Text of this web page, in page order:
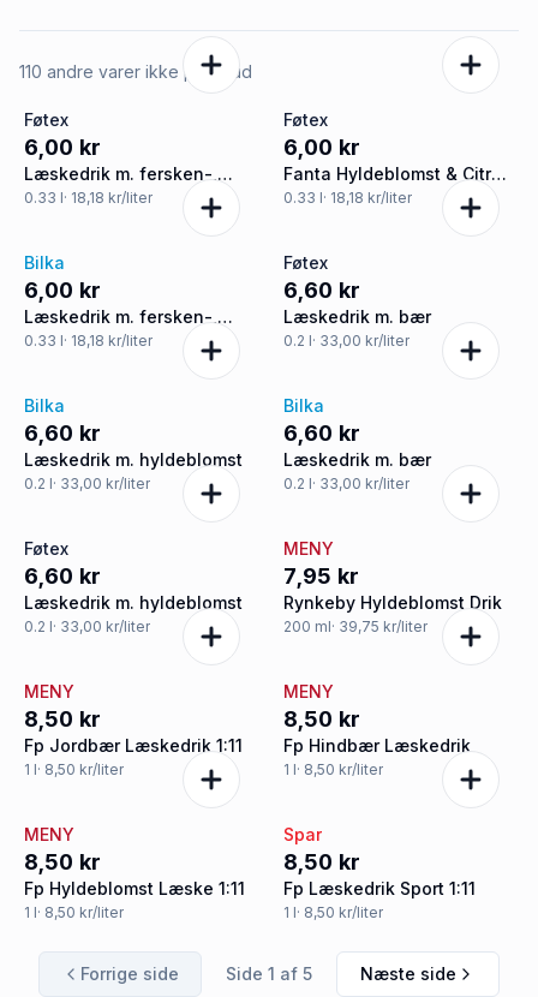
110 andre varer ikke på tilbud
Føtex
6,00 kr
Læskedrik m. fersken-,
nektarin- og litchismag
0.33 l· 18,18 kr/liter
Føtex
6,00 kr
Fanta Hyldeblomst & Citron
Zero
0.33 l· 18,18 kr/liter
Bilka
6,00 kr
Læskedrik m. fersken-,
nektarin- og litchismag
0.33 l· 18,18 kr/liter
Føtex
6,60 kr
Læskedrik m. bær
0.2 l· 33,00 kr/liter
Bilka
6,60 kr
Læskedrik m. hyldeblomst
0.2 l· 33,00 kr/liter
Bilka
6,60 kr
Læskedrik m. bær
0.2 l· 33,00 kr/liter
Føtex
6,60 kr
Læskedrik m. hyldeblomst
0.2 l· 33,00 kr/liter
MENY
7,95 kr
Rynkeby Hyldeblomst Drik
200 ml· 39,75 kr/liter
MENY
8,50 kr
Fp Jordbær Læskedrik 1:11
1 l· 8,50 kr/liter
MENY
8,50 kr
Fp Hindbær Læskedrik
1 l· 8,50 kr/liter
MENY
8,50 kr
Fp Hyldeblomst Læske 1:11
1 l· 8,50 kr/liter
Spar
8,50 kr
Fp Læskedrik Sport 1:11
1 l· 8,50 kr/liter
Forrige side Side 1 af 5 Næste side